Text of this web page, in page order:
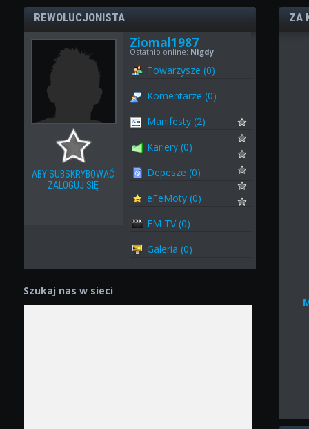
REWOLUCJONISTA
ABY SUBSKRYBOWAĆ
ZALOGUJ SIĘ
Ziomal1987
Ostatnio online: Nigdy
Towarzysze (0)
Komentarze (0)
Manifesty (2)
Kariery (0)
Depesze (0)
eFeMoty (0)
FM TV (0)
Galeria (0)
Szukaj nas w sieci
ZA